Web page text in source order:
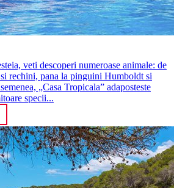
veti descoperi numeroase animale: de
rechini, pana la pinguini Humboldt si
„Casa Tropicala” adaposteste
specii...